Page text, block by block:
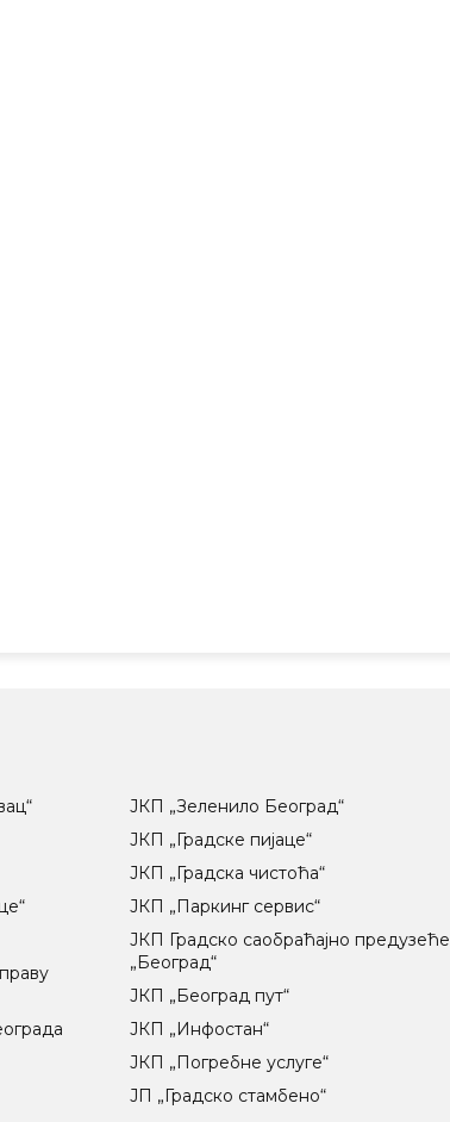
ЈКП „Зеленило Београд“
ЈКП „Градске пијаце“
ЈКП „Градска чистоћа“
ЈКП „Паркинг сервис“
ЈКП Градско саобраћајно предузеће
„Београд“
ЈКП „Београд пут“
ЈКП „Инфостан“
ЈКП „Погребне услуге“
ЈП „Градско стамбено“